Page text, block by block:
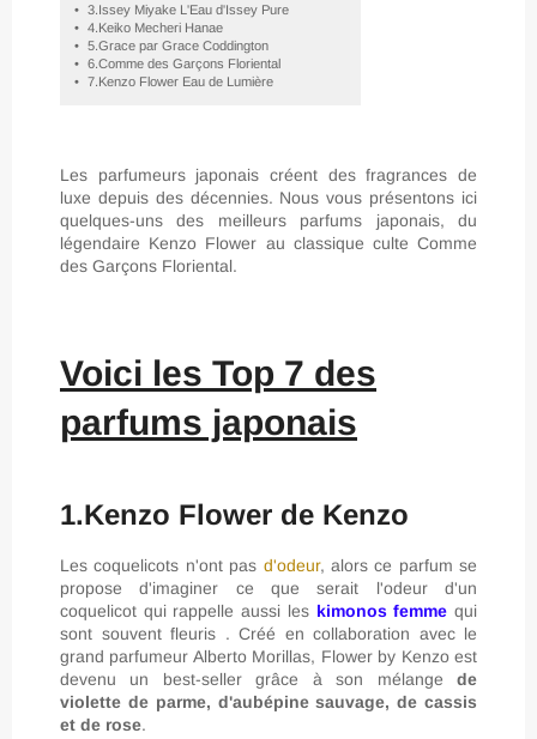
• 3.Issey Miyake L'Eau d'Issey Pure
• 4.Keiko Mecheri Hanae
• 5.Grace par Grace Coddington
• 6.Comme des Garçons Floriental
• 7.Kenzo Flower Eau de Lumière
Les parfumeurs japonais créent des fragrances de
luxe depuis des décennies. Nous vous présentons ici
quelques-uns des meilleurs parfums japonais, du
légendaire Kenzo Flower au classique culte Comme
des Garçons Floriental.
Voici les Top 7 des
parfums japonais
1.Kenzo Flower de Kenzo
Les coquelicots n'ont pas d'odeur, alors ce parfum se
propose d'imaginer ce que serait l'odeur d'un
coquelicot qui rappelle aussi les kimonos femme qui
sont souvent fleuris . Créé en collaboration avec le
grand parfumeur Alberto Morillas, Flower by Kenzo est
devenu un best-seller grâce à son mélange de
violette de parme, d'aubépine sauvage, de cassis
et de rose.